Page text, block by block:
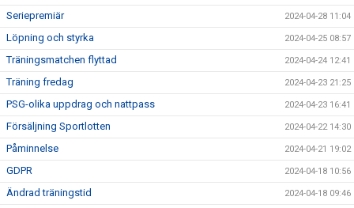
Seriepremiär 2024-04-28 11:04
Löpning och styrka 2024-04-25 08:57
Träningsmatchen flyttad 2024-04-24 12:41
Träning fredag 2024-04-23 21:25
PSG-olika uppdrag och nattpass 2024-04-23 16:41
Försäljning Sportlotten 2024-04-22 14:30
Påminnelse 2024-04-21 19:02
GDPR 2024-04-18 10:56
Ändrad träningstid 2024-04-18 09:46